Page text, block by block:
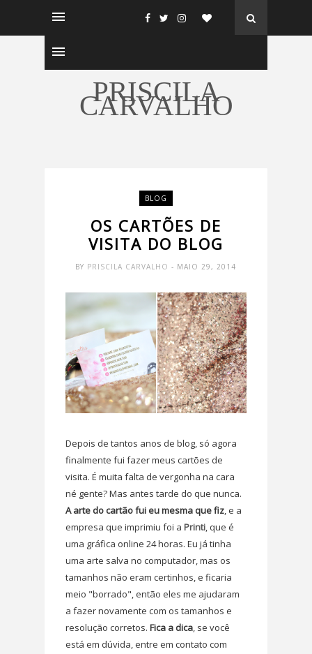
PRISCILA
CARVALHO
BLOG
OS CARTÕES DE
VISITA DO BLOG
BY PRISCILA CARVALHO- MAIO 29, 2014
Depois de tantos anos de blog, só agora
finalmente fui fazer meus cartões de
visita. É muita falta de vergonha na cara
né gente? Mas antes tarde do que nunca.
A arte do cartão fui eu mesma que fiz, e a
empresa que imprimiu foi a Printi, que é
uma gráfica online 24 horas. Eu já tinha
uma arte salva no computador, mas os
tamanhos não eram certinhos, e ficaria
meio "borrado", então eles me ajudaram
a fazer novamente com os tamanhos e
resolução corretos. Fica a dica, se você
está em dúvida, entre em contato com